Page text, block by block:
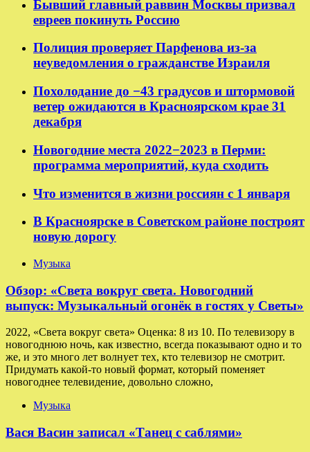
Бывший главный раввин Москвы призвал
евреев покинуть Россию
Полиция проверяет Парфенова из-за
неуведомления о гражданстве Израиля
Похолодание до −43 градусов и штормовой
ветер ожидаются в Красноярском крае 31
декабря
Новогодние места 2022−2023 в Перми:
программа мероприятий, куда сходить
Что изменится в жизни россиян с 1 января
В Красноярске в Советском районе построят
новую дорогу
Музыка
Обзор: «Света вокруг света. Новогодний
выпуск: Музыкальный огонёк в гостях у Светы»
2022, «Света вокруг света» Оценка: 8 из 10. По телевизору в
новогоднюю ночь, как известно, всегда показывают одно и то
же, и это много лет волнует тех, кто телевизор не смотрит.
Придумать какой-то новый формат, который поменяет
новогоднее телевидение, довольно сложно,
Музыка
Вася Васин записал «Танец с саблями»